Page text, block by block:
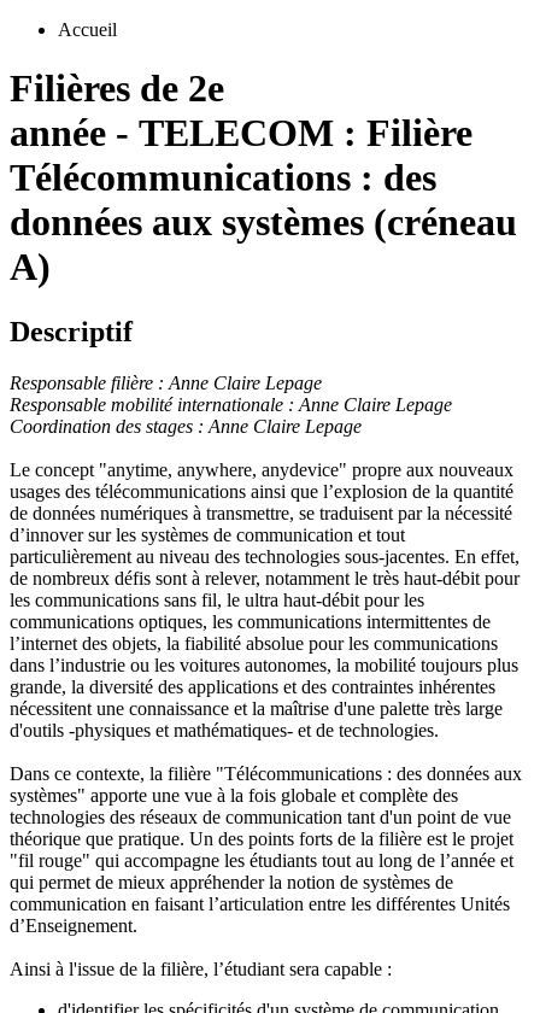
Accueil
Filières de 2e
année - TELECOM : Filière
Télécommunications : des
données aux systèmes (créneau
A)
Descriptif
Responsable filière : Anne Claire Lepage
Responsable mobilité internationale : Anne Claire Lepage
Coordination des stages : Anne Claire Lepage
Le concept "anytime, anywhere, anydevice" propre aux nouveaux
usages des télécommunications ainsi que l’explosion de la quantité
de données numériques à transmettre, se traduisent par la nécessité
d’innover sur les systèmes de communication et tout
particulièrement au niveau des technologies sous-jacentes. En effet,
de nombreux défis sont à relever, notamment le très haut-débit pour
les communications sans fil, le ultra haut-débit pour les
communications optiques, les communications intermittentes de
l’internet des objets, la fiabilité absolue pour les communications
dans l’industrie ou les voitures autonomes, la mobilité toujours plus
grande, la diversité des applications et des contraintes inhérentes
nécessitent une connaissance et la maîtrise d'une palette très large
d'outils -physiques et mathématiques- et de technologies.
Dans ce contexte, la filière "Télécommunications : des données aux
systèmes" apporte une vue à la fois globale et complète des
technologies des réseaux de communication tant d'un point de vue
théorique que pratique. Un des points forts de la filière est le projet
"fil rouge" qui accompagne les étudiants tout au long de l’année et
qui permet de mieux appréhender la notion de systèmes de
communication en faisant l’articulation entre les différentes Unités
d’Enseignement.
Ainsi à l'issue de la filière, l’étudiant sera capable :